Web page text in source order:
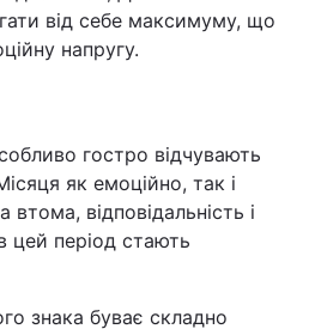
від себе максимуму, що
напругу.
гостро відчувають
як емоційно, так і
відповідальність і
цей період стають
знака буває складно